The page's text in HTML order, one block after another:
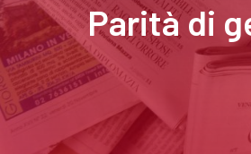
Parità di